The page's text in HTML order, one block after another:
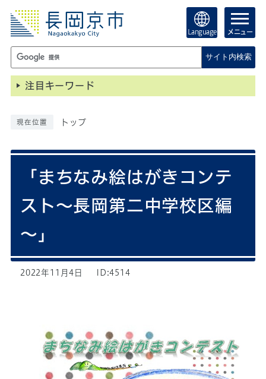
Language メニュー
サイト内検索
注目キーワード
現在位置 トップ
「まちなみ絵はがきコンテ
スト～長岡第二中学校区編
～」
2022年11月4日 ID:4514